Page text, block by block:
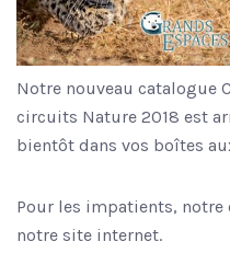
Notre nouveau catalogue
circuits Nature 2018 est
bientôt dans vos boîtes
Pour les impatients,
notre site internet.